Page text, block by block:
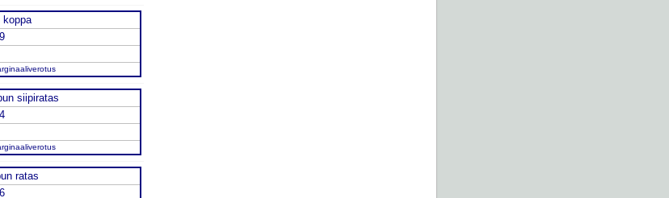
koppa
siipiratas
ratas